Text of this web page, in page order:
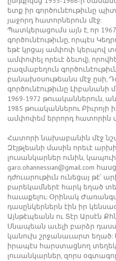
ետք իր գործունէութիւնը
յաջորդ հատորներուն մէջ:
Պատկերացումս այն է, որ
գործունէութիւնը, որպէս
եթէ կրցայ ամփոփ կերպով
ամփոփել որեւէ ձեւով),
բազմաբեղուն
բանախօսութեանս մէջ ըսի,
գործունէութիւնը
1969-1972 թուականներուն,
1985 թուականներու Բիւրոյի
ամփոփեմ երրորդ հատորին
Հատորի նախաբանին մէջ
Զէյթլեանի մասին որեւէ
լուսանկարներ ունին,
garo.ohannessian@gmail.com
դժուարութիւն ունեցայ թէ՛
բարեկամներէ հարկ եղած
հաւաքելու: Օրինակ
դասընկերներն էին իր
Այնթէպեանն ու Տէր Արսէն
Սնապեան աւելի բարձր
կանուխ շրջանաւարտ եղած:
իրապէս հարստացնող
լուսանկարներ, զորս